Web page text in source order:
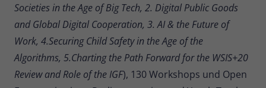
Societies in the Age of Big Tech, 2. Digital Public Goods
and Global Digital Cooperation, 3. AI & the Future of
Work, 4.Securing Child Safety in the Age of the
Algorithms, 5.Charting the Path Forward for the WSIS+20
Review and Role of the IGF), 130 Workshops und Open